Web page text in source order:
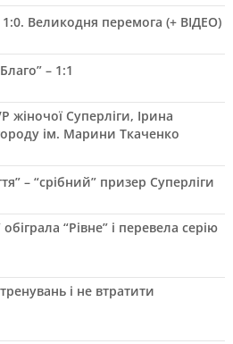
Великодня перемога (+ ВІДЕО)
– 1:1
жіночої Суперліги, Ірина
ім. Марини Ткаченко
– “срібний” призер Суперліги
“Рівне” і перевела серію
і не втратити